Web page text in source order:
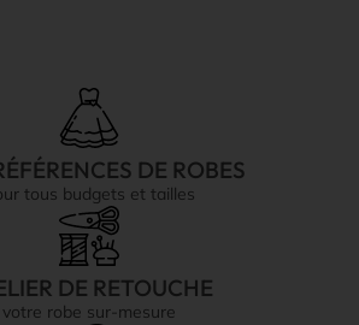
DE ROBES
tous budgets et tailles
DE RETOUCHE
votre robe sur-mesure